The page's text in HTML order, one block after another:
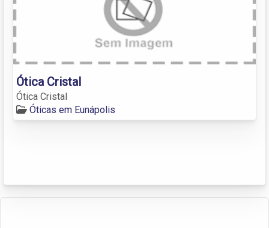
Ótica Cristal
Ótica Cristal
Óticas em Eunápolis